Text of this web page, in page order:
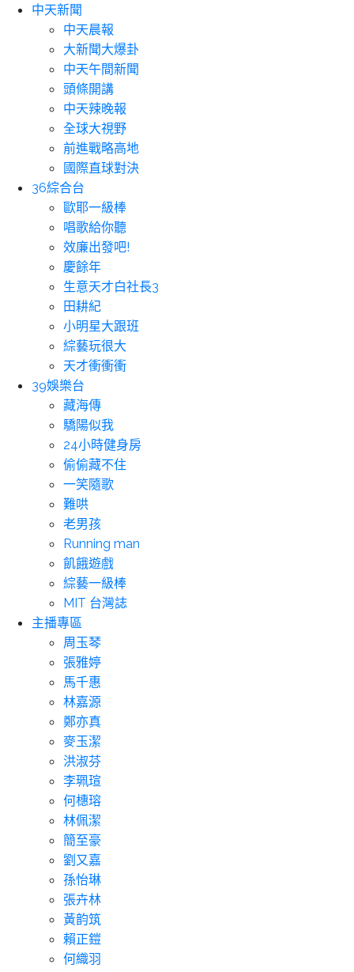
中天新聞
中天晨報
大新聞大爆卦
中天午間新聞
頭條開講
中天辣晚報
全球大視野
前進戰略高地
國際直球對決
36綜合台
歐耶一級棒
唱歌給你聽
效廉出發吧!
慶餘年
生意天才白社長3
田耕紀
小明星大跟班
綜藝玩很大
天才衝衝衝
39娛樂台
藏海傳
驕陽似我
24小時健身房
偷偷藏不住
一笑隨歌
難哄
老男孩
Running man
飢餓遊戲
綜藝一級棒
MIT 台灣誌
主播專區
周玉琴
張雅婷
馬千惠
林嘉源
鄭亦真
麥玉潔
洪淑芬
李珮瑄
何橞瑢
林佩潔
簡至豪
劉又嘉
孫怡琳
張卉林
黃韵筑
賴正鎧
何織羽